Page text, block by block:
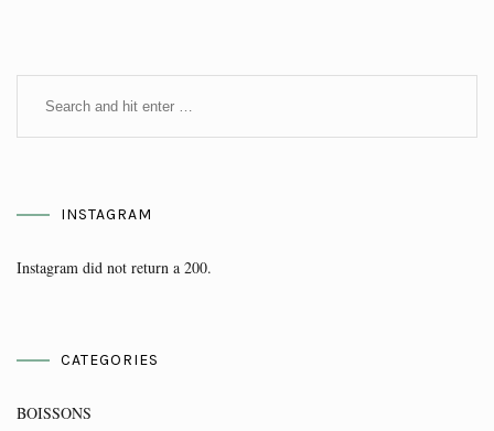
INSTAGRAM
Instagram did not return a 200.
CATEGORIES
BOISSONS